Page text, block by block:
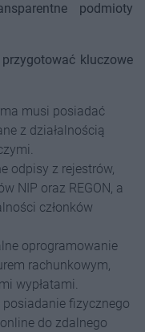
podmioty
kluczowe
musi posiadać
z działalnością
odpisy z rejestrów,
NIP oraz REGON, a
członków
oprogramowanie
rachunkowym,
wypłatami.
fizycznego
do zdalnego